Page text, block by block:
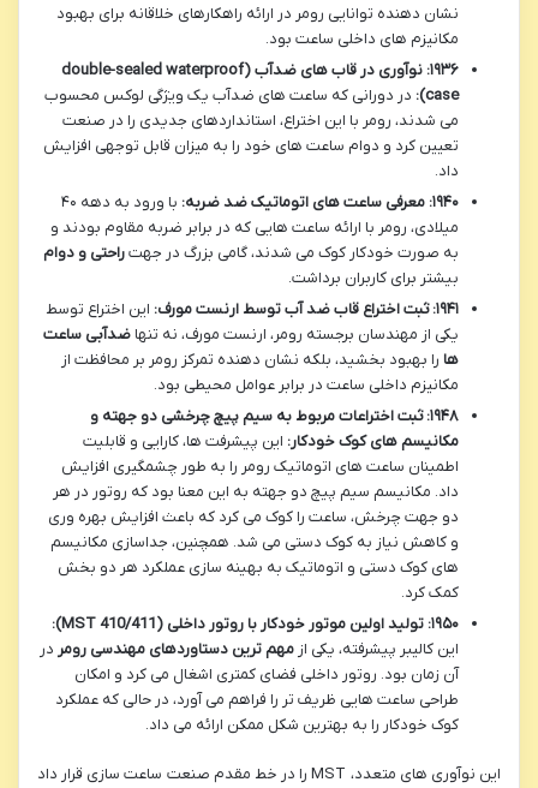
نشان دهنده توانایی رومر در ارائه راهکارهای خلاقانه برای بهبود
مکانیزم های داخلی ساعت بود.
۱۹۳۶: نوآوری در قاب های ضدآب (double-sealed waterproof
case):
در دورانی که ساعت های ضدآب یک ویژگی لوکس محسوب
می شدند، رومر با این اختراع، استانداردهای جدیدی را در صنعت
تعیین کرد و دوام ساعت های خود را به میزان قابل توجهی افزایش
داد.
۱۹۴۰: معرفی ساعت های اتوماتیک ضد ضربه:
با ورود به دهه ۴۰
میلادی، رومر با ارائه ساعت هایی که در برابر ضربه مقاوم بودند و
به صورت خودکار کوک می شدند، گامی بزرگ در جهتراحتی و دوام
بیشتر برای کاربران برداشت.
۱۹۴۱: ثبت اختراع قاب ضد آب توسط ارنست مورف:
این اختراع توسط
یکی از مهندسان برجسته رومر، ارنست مورف، نه تنها ضدآبی ساعت
ها را بهبود بخشید، بلکه نشان دهنده تمرکز رومر بر محافظت از
مکانیزم داخلی ساعت در برابر عوامل محیطی بود.
۱۹۴۸: ثبت اختراعات مربوط به سیم پیچ چرخشی دو جهته و
مکانیسم های کوک خودکار: این پیشرفت ها، کارایی و قابلیت
اطمینان ساعت های اتوماتیک رومر را به طور چشمگیری افزایش
داد. مکانیسم سیم پیچ دو جهته به این معنا بود که روتور در هر
دو جهت چرخش، ساعت را کوک می کرد که باعث افزایش بهره وری
و کاهش نیاز به کوک دستی می شد. همچنین، جداسازی مکانیسم
های کوک دستی و اتوماتیک به بهینه سازی عملکرد هر دو بخش
کمک کرد.
۱۹۵۰: تولید اولین موتور خودکار با روتور داخلی (MST 410/411):
این کالیبر پیشرفته، یکی از مهم ترین دستاوردهای مهندسی رومر در
آن زمان بود. روتور داخلی فضای کمتری اشغال می کرد و امکان
طراحی ساعت هایی ظریف تر را فراهم می آورد، در حالی که عملکرد
کوک خودکار را به بهترین شکل ممکن ارائه می داد.
این نوآوری های متعدد، MST را در خط مقدم صنعت ساعت سازی قرار داد